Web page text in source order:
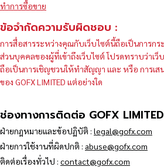
ทำการซื้อขาย
ข้อจำกัดความรับผิดชอบ :
การสื่อสารระหว่างคุณกับเว็บไซต์นี้ถือเป็นการกร
ส่วนบุคคลของผู้ที่เข้าถึงเว็บไซต์ โปรดทราบว่าเ
ถือเป็นการเชิญชวนให้ทำสัญญา และ หรือ การเ
ของ GOFX LIMITED แต่อย่างใด
ช่องทางการติดต่อ GOFX
ฝ่ายกฎหมายและข้อปฏิบัติ : legal@gofx.com
ฝ่ายการใช้งานที่ผิดปกติ : abuse@gofx.com
ติดต่อเรื่องทั่วไป : contact@gofx.com